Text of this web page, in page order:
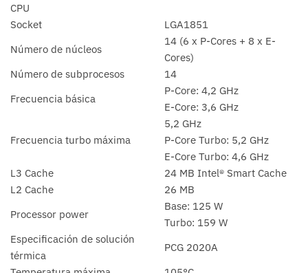
CPU
Socket
LGA1851
Número de núcleos
14 (6 x P-Cores + 8 x E-
Cores)
Número de subprocesos
14
Frecuencia básica
P-Core: 4,2 GHz
E-Core: 3,6 GHz
Frecuencia turbo máxima
5,2 GHz
P-Core Turbo: 5,2 GHz
E-Core Turbo: 4,6 GHz
L3 Cache
24 MB Intel® Smart Cache
L2 Cache
26 MB
Processor power
Base: 125 W
Turbo: 159 W
Especificación de solución
térmica
PCG 2020A